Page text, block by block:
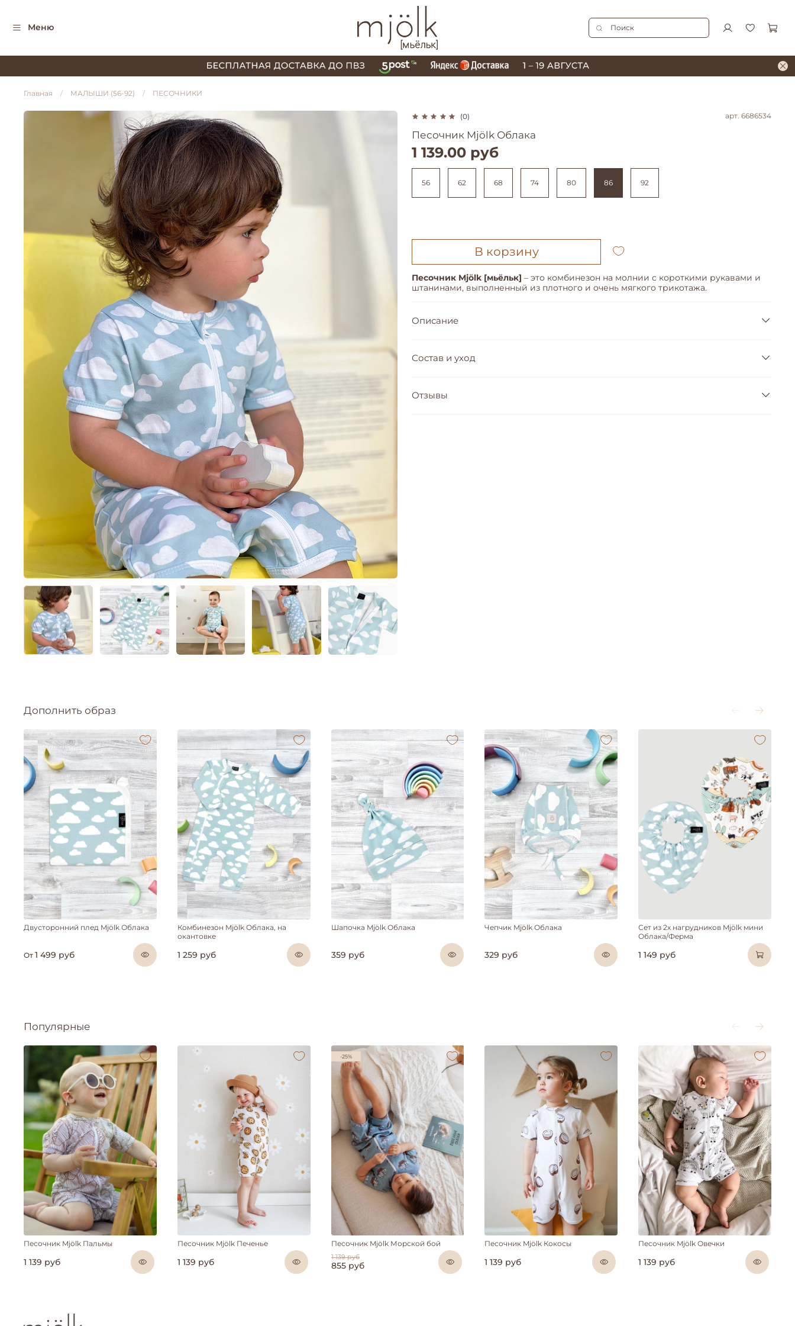
Меню
Главная МАЛЫШИ (56-92) ПЕСОЧНИКИ
(0) арт. 6686534
Песочник Mjölk Облака
1 139.00 руб
В корзину
56 62 68 74 80 86 92
Песочник Mjölk [мьёльк] – это комбинезон на молнии с короткими рукавами и
штанинами, выполненный из плотного и очень мягкого трикотажа.
Описание
Состав и уход
Отзывы
Дополнить образ
Двусторонний плед Mjölk Облака
От 1 499 руб
Комбинезон Mjölk Облака, на
окантовке
1 259 руб
Шапочка Mjölk Облака
359 руб
Чепчик Mjölk Облака
329 руб
Сет из 2х нагрудников Mjölk мини
Облака/Ферма
1 149 руб
Популярные
Песочник Mjölk Пальмы
1 139 руб
Песочник Mjölk Печенье
1 139 руб
-25%
Песочник Mjölk Морской бой
1 139 руб
855 руб
Песочник Mjölk Кокосы
1 139 руб
Песочник Mjölk Овечки
1 139 руб